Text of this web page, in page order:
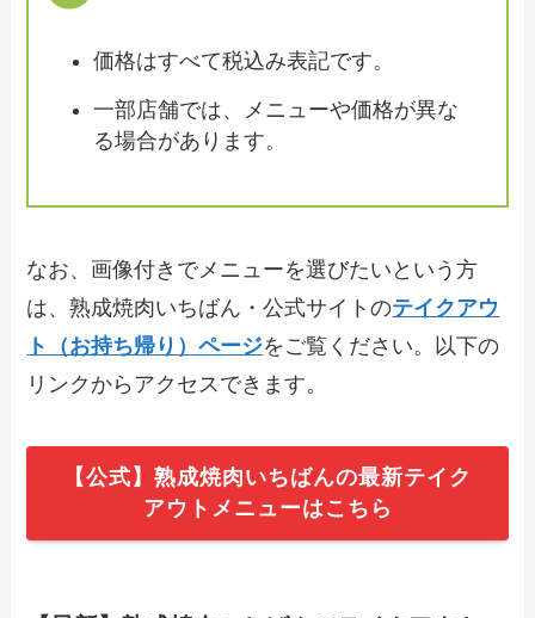
メニュー！お持ち帰りの予約・注文方法
やクーポン情報も解説
【2024年最新】かつはな亭のテイクアウ
【2024年最新】街かど屋のテイクアウト
全メニュー！お持ち帰りの予約・注文方
法やクーポン情報も解説
【2024年最新】すし海道のお持ち帰り全
メニュー！テイクアウトの予約・注文方
法やクーポン情報も解説
価格はすべて税込み表記です。
一部店舗では、メニューや価格が異な
る場合があります。
なお、画像付きでメニューを選びたいという方
は、熟成焼肉いちばん・公式サイトのテイクアウ
ト（お持ち帰り）ページをご覧ください。以下の
リンクからアクセスできます。
【公式】熟成焼肉いちばんの最新テイク
アウトメニューはこちら